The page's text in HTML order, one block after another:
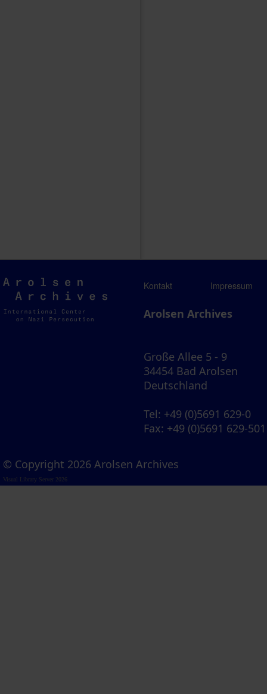
Arolsen
Archives
Kontakt Impressum
Arolsen Archives
Große Allee 5 - 9
34454 Bad Arolsen
Deutschland
Tel: +49 (0)5691 629-0
Fax: +49 (0)5691 629-501
© Copyright 2026 Arolsen Archives
Visual Library Server 2026